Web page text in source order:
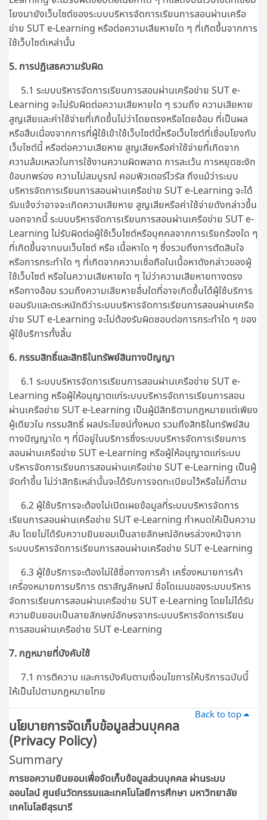
โยงมายังเว็บไซต์ของระบบบริหารจัดการเรียนการสอนผ่านเครือ
ข่าย SUT e-Learning หรือต่อความเสียหายใด ๆ ที่เกิดขึ้นจากการ
ใช้เว็บไซต์เหล่านั้น
5. การปฏิเสธความรับผิด
5.1 ระบบบริหารจัดการเรียนการสอนผ่านเครือข่าย SUT e-
Learning จะไม่รับผิดต่อความเสียหายใด ๆ รวมถึง ความเสียหาย
สูญเสียและค่าใช้จ่ายที่เกิดขึ้นไม่ว่าโดยตรงหรือโดยอ้อม ที่เป็นผล
หรือสืบเนื่องจากการที่ผู้ใช้เข้าใช้เว็บไซต์นี้หรือเว็บไซต์ที่เชื่อมโยงกับ
เว็บไซต์นี้ หรือต่อความเสียหาย สูญเสียหรือค่าใช้จ่ายที่เกิดจาก
ความล้มเหลวในการใช้งานความผิดพลาด การละเว้น การหยุดชะงัก
ข้อบกพร่อง ความไม่สมบูรณ์ คอมพิวเตอร์ไวรัส ถึงแม้ว่าระบบ
บริหารจัดการเรียนการสอนผ่านเครือข่าย SUT e-Learning จะได้
รับแจ้งว่าอาจจะเกิดความเสียหาย สูญเสียหรือค่าใช้จ่ายดังกล่าวขึ้น
นอกจากนี้ระบบบริหารจัดการเรียนการสอนผ่านเครือข่าย SUT e-
Learning ไม่รับผิดต่อผู้ใช้เว็บไซต์หรือบุคคลจากการเรียกร้องใด ๆ
ที่เกิดขึ้นจากบนเว็บไซต์ หรือ เนื้อหาใด ๆ ซึ่งรวมถึงการตัดสินใจ
หรือการกระทำใด ๆ ที่เกิดจากความเชื่อถือในเนื้อหาดังกล่าวของผู้
ใช้เว็บไซต์ หรือในความเสียหายใด ๆ ไม่ว่าความเสียหายทางตรง
หรือทางอ้อม รวมถึงความเสียหายอื่นใดที่อาจเกิดขึ้นได้ผู้ใช้บริการ
ยอมรับและตระหนักดีว่าระบบบริหารจัดการเรียนการสอนผ่านเครือ
ข่าย SUT e-Learning จะไม่ต้องรับผิดชอบต่อการกระทำใด ๆ ของ
ผู้ใช้บริการทั้งสิ้น
6. กรรมสิทธิ์และสิทธิในทรัพย์สินทางปัญญา
6.1 ระบบบริหารจัดการเรียนการสอนผ่านเครือข่าย SUT e-
Learning หรือผู้ให้อนุญาตแก่ระบบบริหารจัดการเรียนการสอน
ผ่านเครือข่าย SUT e-Learning เป็นผู้มีสิทธิตามกฎหมายแต่เพียง
ผู้เดียวใน กรรมสิทธิ์ ผลประโยชน์ทั้งหมด รวมถึงสิทธิในทรัพย์สิน
ทางปัญญาใด ๆ ที่มีอยู่ในบริการซึ่งระบบบริหารจัดการเรียนการ
สอนผ่านเครือข่าย SUT e-Learning หรือผู้ให้อนุญาตแก่ระบบ
บริหารจัดการเรียนการสอนผ่านเครือข่าย SUT e-Learning เป็นผู้
จัดทำขึ้น ไม่ว่าสิทธิเหล่านั้นจะได้รับการจดทะเบียนไว้หรือไม่ก็ตาม
6.2 ผู้ใช้บริการจะต้องไม่เปิดเผยข้อมูลที่ระบบบริหารจัดการ
เรียนการสอนผ่านเครือข่าย SUT e-Learning กำหนดให้เป็นความ
ลับ โดยไม่ได้รับความยินยอมเป็นลายลักษณ์อักษรล่วงหน้าจาก
ระบบบริหารจัดการเรียนการสอนผ่านเครือข่าย SUT e-Learning
6.3 ผู้ใช้บริการจะต้องไม่ใช้ชื่อทางการค้า เครื่องหมายการค้า
เครื่องหมายการบริการ ตราสัญลักษณ์ ชื่อโดเมนของระบบบริหาร
จัดการเรียนการสอนผ่านเครือข่าย SUT e-Learning โดยไม่ได้รับ
ความยินยอมเป็นลายลักษณ์อักษรจากระบบบริหารจัดการเรียน
การสอนผ่านเครือข่าย SUT e-Learning
7. กฎหมายที่บังคับใช้
7.1 การตีความ และการบังคับตามเงื่อนไขการให้บริการฉบับนี้
ให้เป็นไปตามกฎหมายไทย
Back to top
นโยบายการจัดเก็บข้อมูลส่วนบุคคล
(Privacy Policy)
Summary
การขอความยินยอมเพื่อจัดเก็บข้อมูลส่วนบุคคล ผ่านระบบ
ออนไลน์ศูนย์นวัตกรรมและเทคโนโลยีการศึกษา มหาวิทยาลัย
เทคโนโลยีสุรนารี